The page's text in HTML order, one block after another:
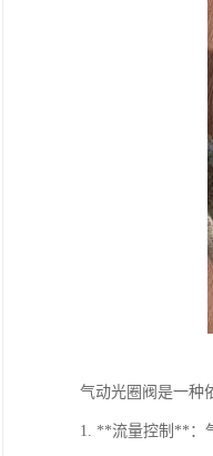
气动光圈阀是一种
1. **流量控制**：